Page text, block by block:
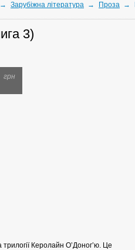
→ Зарубіжна література → Проза →
3)
грн
Керолайн О’Доног’ю. Це